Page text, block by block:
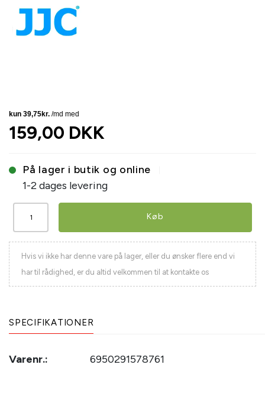
159,00 DKK
På lager i butik og online
1-2 dages levering
Køb
Hvis vi ikke har denne vare på lager, eller du ønsker flere end vi
har til rådighed, er du altid velkommen til at kontakte os
SPECIFIKATIONER
Varenr.: 6950291578761